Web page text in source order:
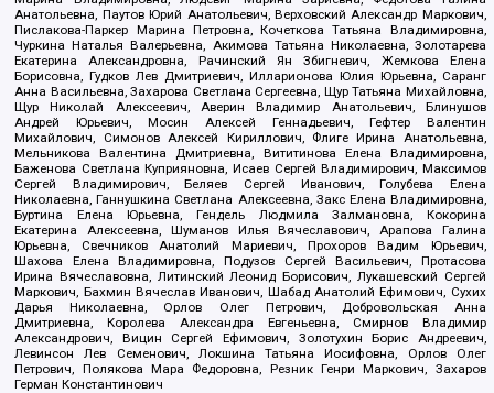
Анатольевна, Паутов Юрий Анатольевич, Верховский Александр Маркович,
Пислакова-Паркер Марина Петровна, Кочеткова Татьяна Владимировна,
Чуркина Наталья Валерьевна, Акимова Татьяна Николаевна, Золотарева
Екатерина Александровна, Рачинский Ян Збигневич, Жемкова Елена
Борисовна, Гудков Лев Дмитриевич, Илларионова Юлия Юрьевна, Саранг
Анна Васильевна, Захарова Светлана Сергеевна, Щур Татьяна Михайловна,
Щур Николай Алексеевич, Аверин Владимир Анатольевич, Блинушов
Андрей Юрьевич, Мосин Алексей Геннадьевич, Гефтер Валентин
Михайлович, Симонов Алексей Кириллович, Флиге Ирина Анатольевна,
Мельникова Валентина Дмитриевна, Вититинова Елена Владимировна,
Баженова Светлана Куприяновна, Исаев Сергей Владимирович, Максимов
Сергей Владимирович, Беляев Сергей Иванович, Голубева Елена
Николаевна, Ганнушкина Светлана Алексеевна, Закс Елена Владимировна,
Буртина Елена Юрьевна, Гендель Людмила Залмановна, Кокорина
Екатерина Алексеевна, Шуманов Илья Вячеславович, Арапова Галина
Юрьевна, Свечников Анатолий Мариевич, Прохоров Вадим Юрьевич,
Шахова Елена Владимировна, Подузов Сергей Васильевич, Протасова
Ирина Вячеславовна, Литинский Леонид Борисович, Лукашевский Сергей
Маркович, Бахмин Вячеслав Иванович, Шабад Анатолий Ефимович, Сухих
Дарья Николаевна, Орлов Олег Петрович, Добровольская Анна
Дмитриевна, Королева Александра Евгеньевна, Смирнов Владимир
Александрович, Вицин Сергей Ефимович, Золотухин Борис Андреевич,
Левинсон Лев Семенович, Локшина Татьяна Иосифовна, Орлов Олег
Петрович, Полякова Мара Федоровна, Резник Генри Маркович, Захаров
Герман Константинович